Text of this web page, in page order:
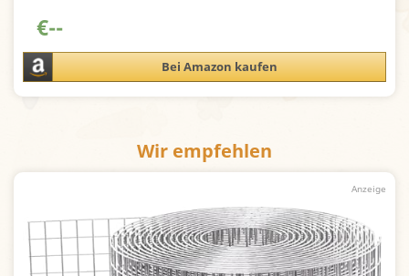
Wir empfehlen
€--
Bei Amazon kaufen